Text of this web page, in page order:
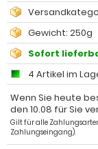
Gewicht: 250g
Sofort
4 Artikel im
Wenn Sie heute
den 10.08 für Sie
Gilt für alle
Zahlungseingang).